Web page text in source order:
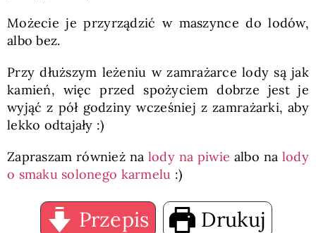
Możecie je przyrządzić w maszynce do lodów,
albo bez.
Przy dłuższym leżeniu w zamrażarce lody są jak
kamień, więc przed spożyciem dobrze jest je
wyjąć z pół godziny wcześniej z zamrażarki, aby
lekko odtajały :)
Zapraszam również na lody na piwie albo na lody
o smaku solonego karmelu :)
Przepis Drukuj